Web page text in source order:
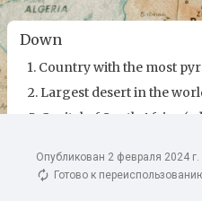
Опубликован 2 февраля 2024 г.
Готово к